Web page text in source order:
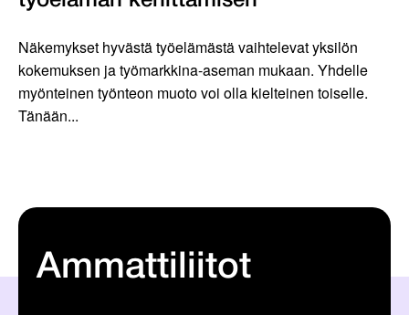
Näkemykset hyvästä työelämästä vaihtelevat yksilön
kokemuksen ja työmarkkina-aseman mukaan. Yhdelle
myönteinen työnteon muoto voi olla kielteinen toiselle.
Tänään...
Ammattiliitot